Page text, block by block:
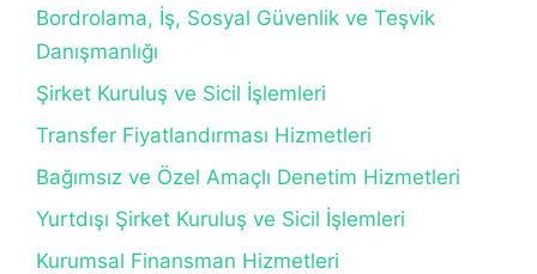
Bordrolama, İş, Sosyal Güvenlik ve Teşvik
Danışmanlığı
Şirket Kuruluş ve Sicil İşlemleri
Transfer Fiyatlandırması Hizmetleri
Bağımsız ve Özel Amaçlı Denetim Hizmetleri
Yurtdışı Şirket Kuruluş ve Sicil İşlemleri
Kurumsal Finansman Hizmetleri